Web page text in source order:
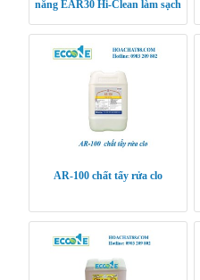
năng EAR30 Hi-Clean làm sạch
sàn
AR-100 chất tẩy rửa clo